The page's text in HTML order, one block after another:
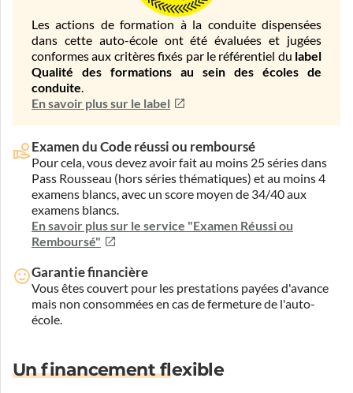
Les actions de formation à la conduite dispensées
dans cette auto-école ont été évaluées et jugées
conformes aux critères fixés par le référentiel du label
Qualité des formations au sein des écoles de
conduite.
En savoir plus sur le label
Examen du Code réussi ou remboursé
Pour cela, vous devez avoir fait au moins 25 séries dans
Pass Rousseau (hors séries thématiques) et au moins 4
examens blancs, avec un score moyen de 34/40 aux
examens blancs.
En savoir plus sur le service "Examen Réussi ou
Remboursé"
Garantie financière
Vous êtes couvert pour les prestations payées d'avance
mais non consommées en cas de fermeture de l'auto-
école.
Un financement flexible